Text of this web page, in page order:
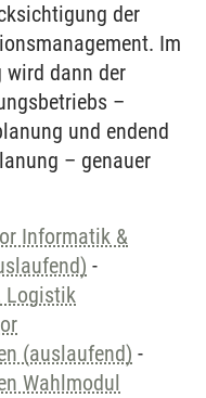
der
Im
wird dann der
–
und endend
– genauer
Informatik &
-
Logistik
(auslaufend) -
Wahlmodul